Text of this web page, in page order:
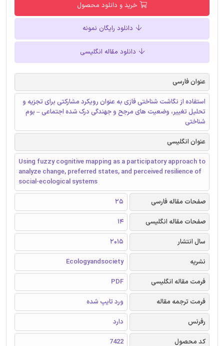
خرید و دانلود محصول
دانلود رایگان نمونه
دانلود مقاله انگلیسی
عنوان فارسی
استفاده از نگاشت شناختی فازی به عنوان رویکرد مشارکتی برای تجزیه و
تحلیل تغییر، وضعیت های مرجح و جهندگی درک شده اجتماعی – بوم
شناختی
عنوان انگلیسی
Using fuzzy cognitive mapping as a participatory approach to
analyze change, preferred states, and perceived resilience of
social-ecological systems
صفحات مقاله فارسی
25
صفحات مقاله انگلیسی
14
سال انتشار
2015
نشریه
Ecologyandsociety
فرمت مقاله انگلیسی
PDF
فرمت ترجمه مقاله
ورد تایپ شده
رفرنس
دارد
کد محصول
7422